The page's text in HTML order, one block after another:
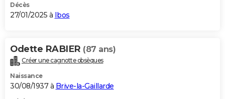
Décès
27/01/2025 à Ibos
Odette RABIER (87 ans)
Créer une cagnotte obsèques
Naissance
30/08/1937 à Brive-la-Gaillarde